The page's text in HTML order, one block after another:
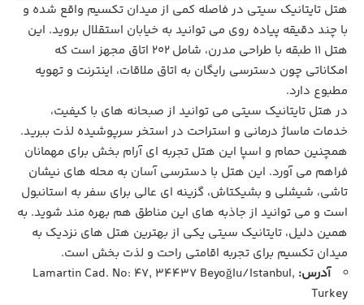
هتل تایتانیک سیتی در فاصله کمی از میدان تکسیم واقع شده و
با چند دقیقه پیاده‌ روی می‌ توانید به خیابان‌ استقلال بروید. این
هتل 11 طبقه با طراحی مدرن، شامل 202 اتاق مجهز است که
امکاناتی چون دسترسی رایگان به اتاق ملاقات، اینترنت و تهویه
مطبوع دارد.
در هتل تایتانیک سیتی می ‌توانید از صبحانه‌ های با کیفیت،
خدمات ماساژ درمانی و استراحت در استخر سرپوشیده لذت ببرید.
همچنین حمام و اسپا این هتل تجربه ‌ای آرام بخش برای مهمانان
فراهم می ‌آورد. این هتل با دسترسی آسان به محله‌ های نیشان
تاشی، شیشلی و بشیکتاش، گزینه ‌ای عالی برای سفر به استانبول
است و می ‌توانید از جاذبه‌ های این مناطق هم بهره‌ مند شوید. به
همین دلیل، تایتانیک سیتی یکی از بهترین هتل‌ های نزدیک به
میدان تکسیم برای تجربه اقامتی راحت و لذت ‌بخش است.
آدرس: Lamartin Cad. No: 47, 34437 Beyoğlu/Istanbul,
Turkey